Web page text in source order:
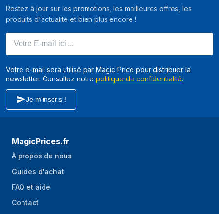
Restez à jour sur les promotions, les meilleures offres, les
produits d'actualité et bien plus encore !
Votre e-mail sera utilisé par Magic Price pour distribuer la
newsletter. Consultez notre politique de confidentialité.
Je m'inscris !
MagicPrices.fr
À propos de nous
Guides d'achat
FAQ et aide
Contact